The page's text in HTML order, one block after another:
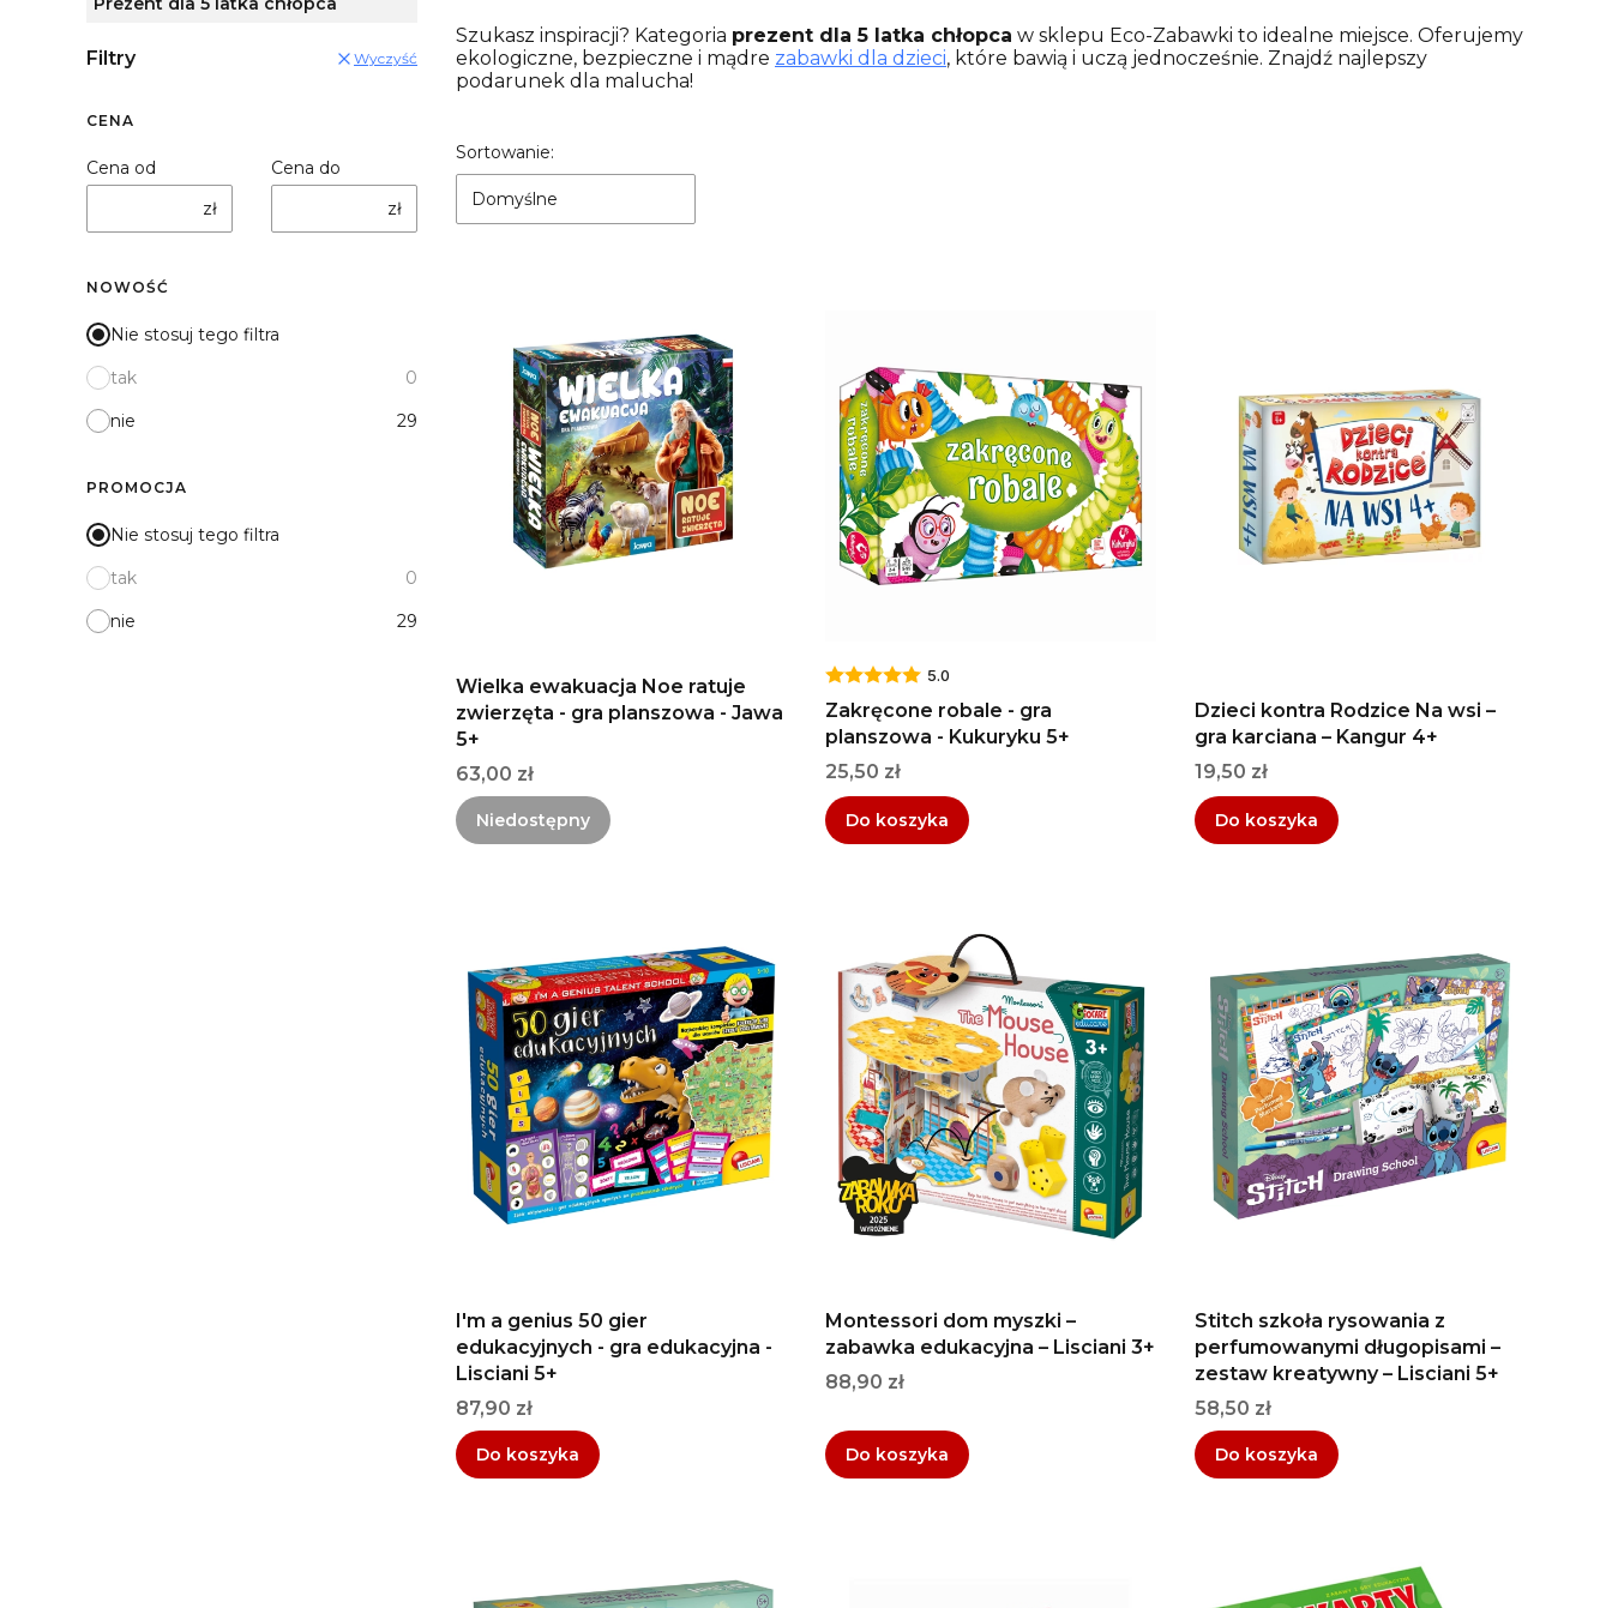
Filtry Wyczyść
CENA
Cena od
zł
Cena do
zł
NOWOŚĆ
Nie stosuj tego filtra
tak
0
nie
29
PROMOCJA
Nie stosuj tego filtra
tak
0
nie
29
Szukasz inspiracji? Kategoria prezent dla 5 latka chłopca w sklepu Eco-Zabawki to idealne miejsce. Oferujemy
ekologiczne, bezpieczne i mądre zabawki dla dzieci, które bawią i uczą jednocześnie. Znajdź najlepszy
podarunek dla malucha!
Lista produktów
Sortowanie:
Domyślne
Wielka ewakuacja Noe ratuje
zwierzęta - gra planszowa - Jawa
5+
Cena
63,00 zł
Niedostępny
5.0
Zakręcone robale - gra
planszowa - Kukuryku 5+
Cena
25,50 zł
Do koszyka
Dzieci kontra Rodzice Na wsi –
gra karciana – Kangur 4+
Cena
19,50 zł
Do koszyka
I'm a genius 50 gier
edukacyjnych - gra edukacyjna -
Lisciani 5+
Cena
87,90 zł
Do koszyka
Montessori dom myszki –
zabawka edukacyjna – Lisciani 3+
Cena
88,90 zł
Do koszyka
Stitch szkoła rysowania z
perfumowanymi długopisami –
zestaw kreatywny – Lisciani 5+
Cena
58,50 zł
Do koszyka